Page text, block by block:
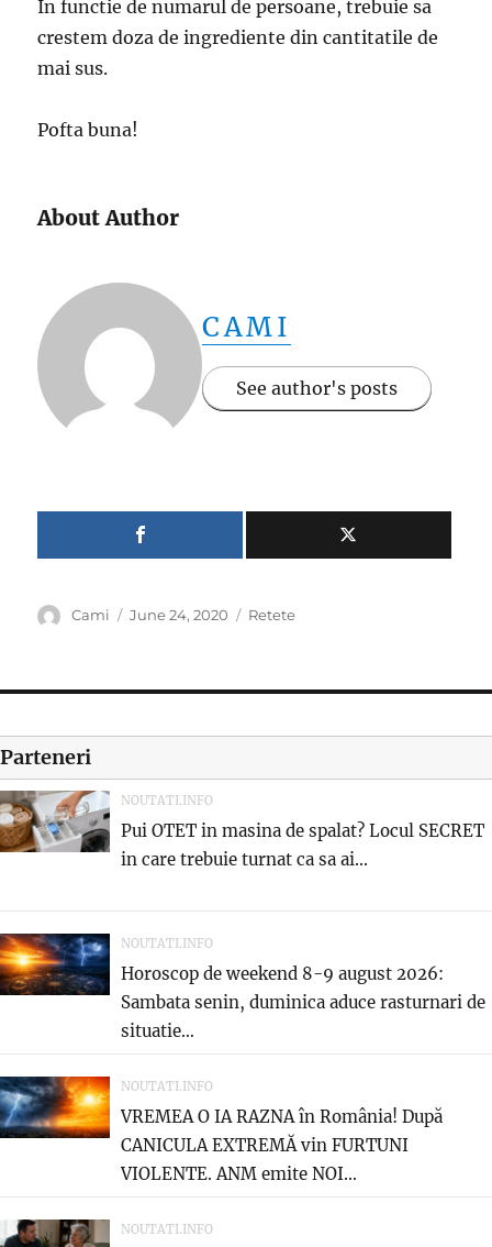
In functie de numarul de persoane, trebuie sa
crestem doza de ingrediente din cantitatile de
mai sus.
Pofta buna!
About Author
CAMI
See author's posts
Author
Cami
Posted
June 24, 2020 Categories
Retete
Parteneri
NOUTATI.INFO
Pui OTET in masina de spalat? Locul SECRET
in care trebuie turnat ca sa ai...
NOUTATI.INFO
Horoscop de weekend 8-9 august 2026:
Sambata senin, duminica aduce rasturnari de
situatie…
NOUTATI.INFO
VREMEA O IA RAZNA în România! După
CANICULA EXTREMĂ vin FURTUNI
VIOLENTE. ANM emite NOI...
NOUTATI.INFO